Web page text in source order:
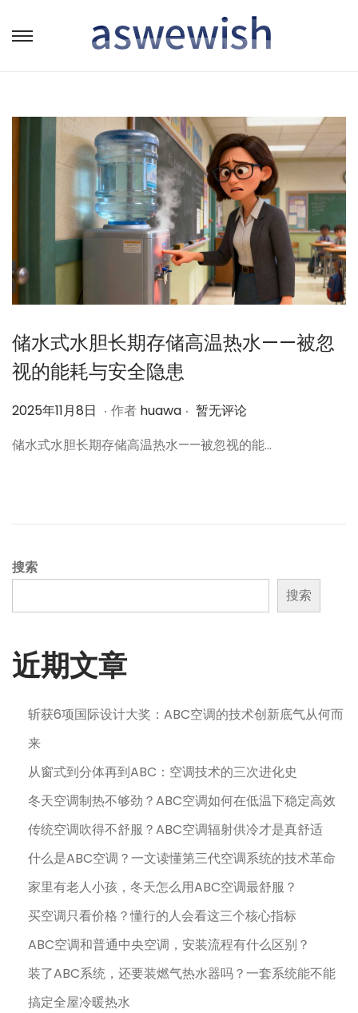
转
航
跳
容
储水式水胆长期存储高温热水——被忽
视的能耗与安全隐患
作
2025年11月8日 2
2
日
. 作者 huawa . 暂无评论
储水式水胆长期存储高温热水——被忽视的能…
搜索
搜索
近期文章
斩获6项国际设计大奖：ABC空调的技术创新底气从何而
来
从窗式到分体再到ABC：空调技术的三次进化史
冬天空调制热不够劲？ABC空调如何在低温下稳定高效
传统空调吹得不舒服？ABC空调辐射供冷才是真舒适
什么是ABC空调？一文读懂第三代空调系统的技术革命
家里有老人小孩，冬天怎么用ABC空调最舒服？
买空调只看价格？懂行的人会看这三个核心指标
ABC空调和普通中央空调，安装流程有什么区别？
装了ABC系统，还要装燃气热水器吗？一套系统能不能
搞定全屋冷暖热水